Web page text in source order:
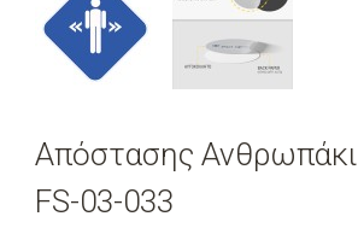
Απόστασης Ανθρωπάκι
FS-03-033